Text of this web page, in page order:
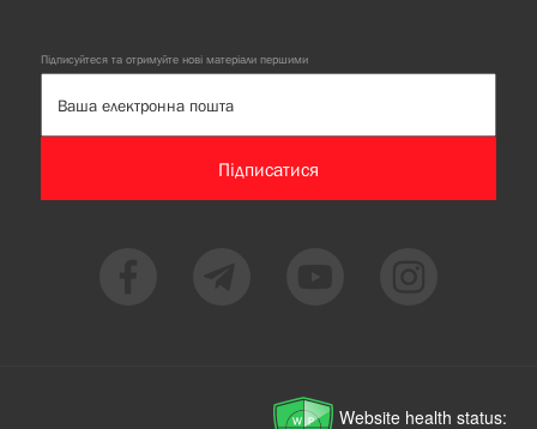
Підписуйтеся та отримуйте нові матеріали першими
Підписатися
Website health status: